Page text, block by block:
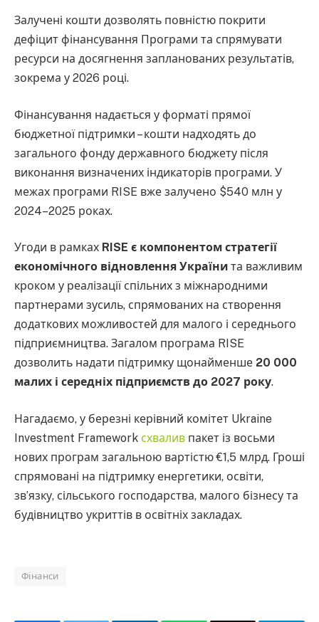
Залучені кошти дозволять повністю покрити
дефіцит фінансування Програми та спрямувати
ресурси на досягнення запланованих результатів,
зокрема у 2026 році.
Фінансування надається у форматі прямої
бюджетної підтримки – кошти надходять до
загального фонду державного бюджету після
виконання визначених індикаторів програми. У
межах програми RISE вже залучено $540 млн у
2024–2025 роках.
Угоди в рамках RISE є компонентом стратегії
економічного відновлення України та важливим
кроком у реалізації спільних з міжнародними
партнерами зусиль, спрямованих на створення
додаткових можливостей для малого і середнього
підприємництва. Загалом програма RISE
дозволить надати підтримку щонайменше 20 000
малих і середніх підприємств до 2027 року.
Нагадаємо, у березні керівний комітет Ukraine
Investment Framework схвалив пакет із восьми
нових програм загальною вартістю €1,5 млрд. Гроші
спрямовані на підтримку енергетики, освіти,
зв’язку, сільського господарства, малого бізнесу та
будівництво укриттів в освітніх закладах.
Фінанси